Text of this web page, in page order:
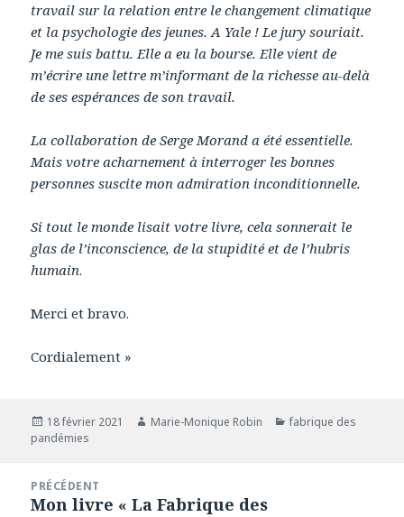
travail sur la relation entre le changement climatique
et la psychologie des jeunes. A Yale ! Le jury souriait.
Je me suis battu. Elle a eu la bourse. Elle vient de
m’écrire une lettre m’informant de la richesse au-delà
de ses espérances de son travail.
La collaboration de Serge Morand a été essentielle.
Mais votre acharnement à interroger les bonnes
personnes suscite mon admiration inconditionnelle.
Si tout le monde lisait votre livre, cela sonnerait le
glas de l’inconscience, de la stupidité et de l’hubris
humain.
Merci et bravo.
Cordialement »
Publié
le
18 février 2021 Auteur
Marie-Monique Robin Catégories
fabrique des
pandémies
PRÉCÉDENT
Article
Mon livre « La Fabrique des